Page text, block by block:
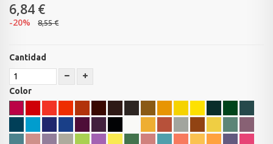
6,84 €
-20% 8,55 €
Cantidad
Color